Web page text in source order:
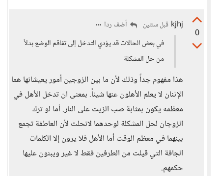
0
kjhj قبل سنتين
أضف ردا
في بعض الحالات قد يؤدي التدخل إلى تفاقم الوضع بدلاً
من حل المشكلة
هذا مفهوم جداً وذلك لأن ما بين الزوجين أمور يعيشانها هما
الإثنان لا يعلم الأهلون عنها شيئاً. بمعنى ان تدخل الأهل في
معظمه يكون بمثابة صب الزيت على النار. أما لو ترك
الزوجان لحل المشكلة لوحدهما لانحلت لأن العاطفة تجمع
بينهما في معظم الوقت أما الأهل فلا يرون إلا الكلمات
الجافة التي قيلت من الطرفين فقط لا غير ويبنون عليها
حكمهم.